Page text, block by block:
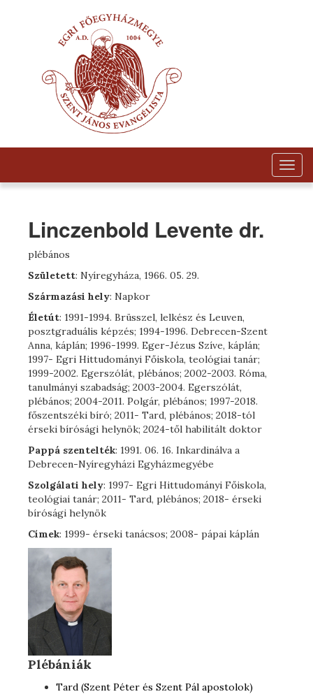
Linczenbold Levente dr.
plébános
Született: Nyíregyháza, 1966. 05. 29.
Származási hely: Napkor
Életút: 1991-1994. Brüsszel, lelkész és Leuven,
posztgraduális képzés; 1994-1996. Debrecen-Szent
Anna, káplán; 1996-1999. Eger-Jézus Szíve, káplán;
1997- Egri Hittudományi Főiskola, teológiai tanár;
1999-2002. Egerszólát, plébános; 2002-2003. Róma,
tanulmányi szabadság; 2003-2004. Egerszólát,
plébános; 2004-2011. Polgár, plébános; 1997-2018.
főszentszéki bíró; 2011- Tard, plébános; 2018-tól
érseki bírósági helynök; 2024-től habilitált doktor
Pappá szentelték: 1991. 06. 16. Inkardinálva a
Debrecen-Nyíregyházi Egyházmegyébe
Szolgálati hely: 1997- Egri Hittudományi Főiskola,
teológiai tanár; 2011- Tard, plébános; 2018- érseki
bírósági helynök
Címek: 1999- érseki tanácsos; 2008- pápai káplán
Plébániák
Tard (Szent Péter és Szent Pál apostolok)